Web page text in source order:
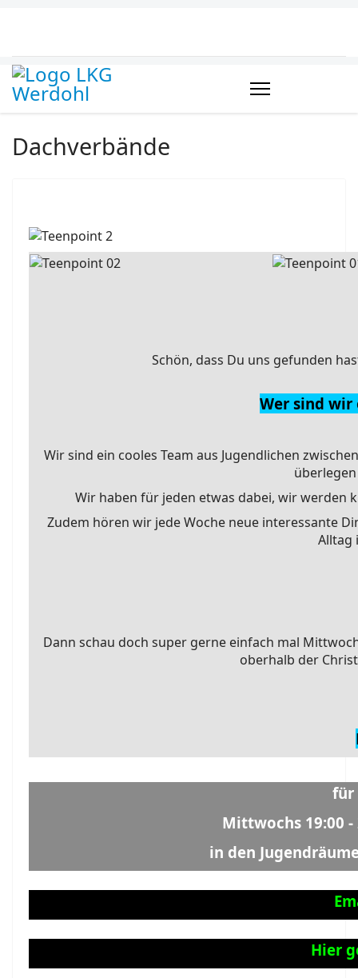
Dachverbände
Schön, dass Du uns gefunden
Wer sind wir
Wir sind ein cooles Team aus Jugendlichen
Wir haben für jeden etwas dabei, wir werden
Zudem hören wir jede Woche neue interessante
Alltag
Dann schau doch super gerne einfach mal
oberhalb der
für
Mittwochs 19:00 -
in den
Hier